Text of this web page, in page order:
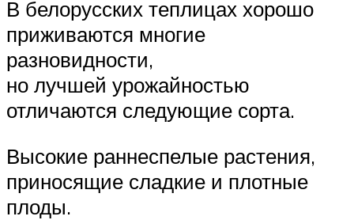
В белорусских теплицах хорошо
приживаются многие
разновидности,
но лучшей урожайностью
отличаются следующие сорта.
Высокие раннеспелые растения,
приносящие сладкие и плотные
плоды.